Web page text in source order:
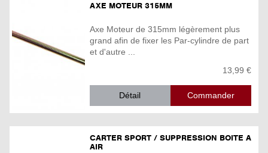
AXE MOTEUR 315MM
Axe Moteur de 315mm légèrement plus
grand afin de fixer les Par-cylindre de part
et d'autre ...
13,99 €
Détail
CARTER SPORT / SUPPRESSION BOITE A
AIR